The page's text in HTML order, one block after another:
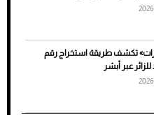
المناسب للقميص
تكشف طريقة استخراج رقم
عبر أبشر